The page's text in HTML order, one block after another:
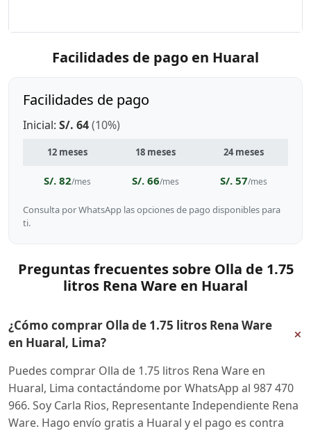
Facilidades de pago en Huaral
Facilidades de pago
Inicial: S/. 64(10%)
12 meses 18 meses 24 meses
S/. 82/mes S/. 66/mes S/. 57/mes
Consulta por WhatsApp las opciones de pago disponibles para
ti.
Preguntas frecuentes sobre Olla de 1.75
litros Rena Ware en Huaral
¿Cómo comprar Olla de 1.75 litros Rena Ware
en Huaral, Lima?
+
Puedes comprar Olla de 1.75 litros Rena Ware en
Huaral, Lima contactándome por WhatsApp al 987 470
966. Soy Carla Rios, Representante Independiente Rena
Ware. Hago envío gratis a Huaral y el pago es contra